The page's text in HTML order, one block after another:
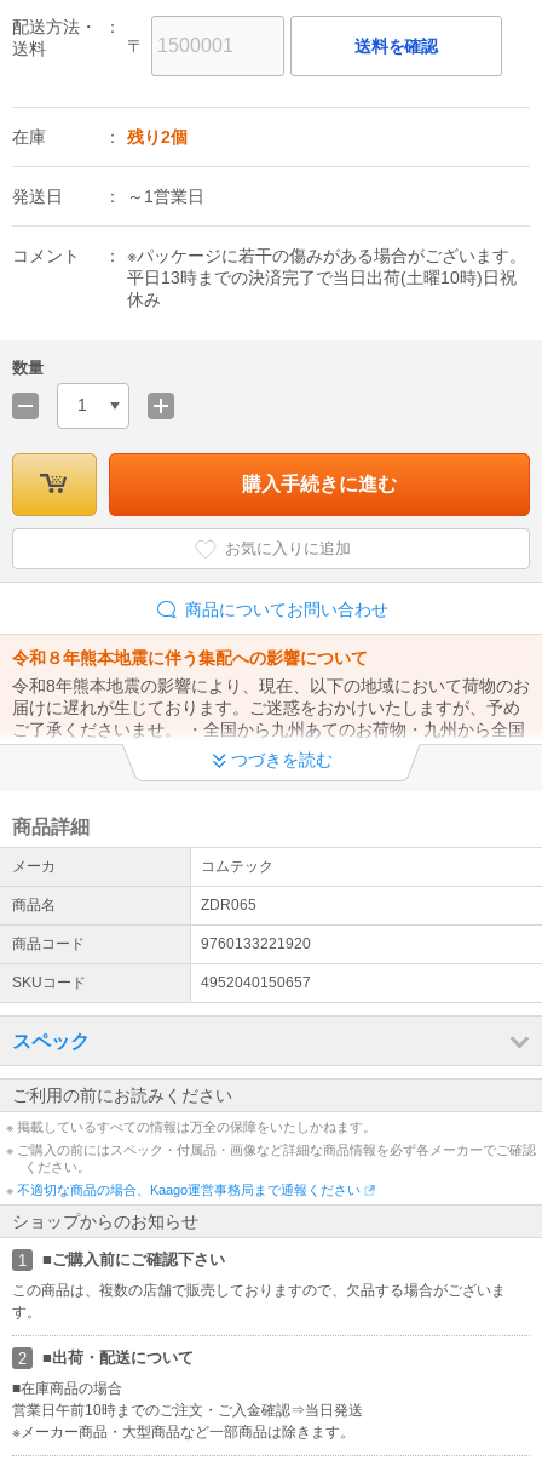
配送方法・
送料
〒 送料を確認
在庫 残り2個
発送日 ～1営業日
コメント
※パッケージに若干の傷みがある場合がございます。
平日13時までの決済完了で当日出荷(土曜10時)日祝
休み
数量
1
購入手続きに進む
お気に入りに追加
商品についてお問い合わせ
令和８年熊本地震に伴う集配への影響について
令和8年熊本地震の影響により、現在、以下の地域において荷物のお
届けに遅れが生じております。ご迷惑をおかけいたしますが、予め
ご了承くださいませ。 ・全国から九州あてのお荷物・九州から全国
あてのお荷物
誠に勝手ながら【 8月11日(火) / 8月13日(木) から8月16日(日) 】を
夏期休業とさせていただきます。
熊本県で発生した地震に伴う集配への影響について
熊本県で発生した地震の影響により、現在配送業者にて熊本県全域
でお荷物の集荷・配達を停止しております。この影響により、お荷
物のお届けに遅延が生じておりますので、予めご了承くださいま
せ。
【注意喚起】悪質な詐欺サイトにご注意ください。
現在、弊社の情報を無断で盗用している偽通販サイトの存在を確認
しております。偽通販サイトと弊社とは一切の関わりはございませ
んので、くれぐれも偽通販サイトにてご注文、お振込みなどされな
いようご注意ください
銀行振込のお支払期日につきまして
銀行振込のご注文におきまして、お支払期日をご注文日から3日とさ
せていただいております。なお、お支払期日が当店の店休日と重な
った場合、当店の翌営業日に着金確認をさせていただきますので宜
しくお願い致します
領収書のご発行につきまして
領収書につきまして、誠に恐れ入りますが、当店では商品同梱での
ご発行は承っておりませんので、予めご了承いただけますよう、何
卒よろしくお願い申し上げます。
インボイス制度への対応について
つづきを読む
商品詳細
メーカ コムテック
商品名 ZDR065
商品コード 9760133221920
SKUコード 4952040150657
スペック
ご利用の前にお読みください
※ 掲載しているすべての情報は万全の保障をいたしかねます。
※ ご購入の前にはスペック・付属品・画像など詳細な商品情報を必ず各メーカーでご確認
ください。
※ 不適切な商品の場合、Kaago運営事務局まで通報ください
ショップからのお知らせ
1 ■ご購入前にご確認下さい
この商品は、複数の店舗で販売しておりますので、欠品する場合がございま
す。
2 ■出荷・配送について
■在庫商品の場合
営業日午前10時までのご注文・ご入金確認⇒当日発送
※メーカー商品・大型商品など一部商品は除きます。